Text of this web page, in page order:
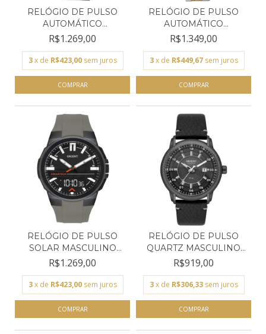
RELÓGIO DE PULSO
AUTOMÁTICO
MASCULINO OR...
R$1.269,00
3 x de R$423,00 sem juros
RELÓGIO DE PULSO
AUTOMÁTICO
MASCULINO OR...
R$1.349,00
3 x de R$449,67 sem juros
RELÓGIO DE PULSO
SOLAR MASCULINO
ORIENT...
R$1.269,00
3 x de R$423,00 sem juros
RELÓGIO DE PULSO
QUARTZ MASCULINO
ORIENT...
R$919,00
3 x de R$306,33 sem juros